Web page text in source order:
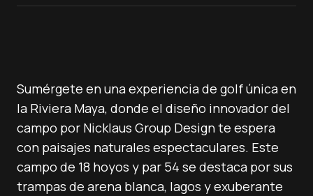
Sumérgete en una experiencia de golf única en
la Riviera Maya, donde el diseño innovador del
campo por Nicklaus Group Design te espera
con paisajes naturales espectaculares. Este
campo de 18 hoyos y par 54 se destaca por sus
trampas de arena blanca, lagos y exuberante